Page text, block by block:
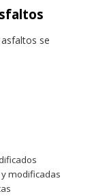
se
modificadas